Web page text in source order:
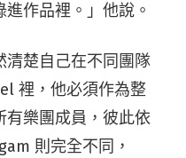
作品裡。」他說。
清楚自己在不同團隊
裡，他必須作為整
有樂團成員，彼此依
則完全不同，